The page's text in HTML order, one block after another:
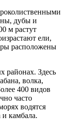
дубы и
м растут
ели,
расположены
районах. Здесь
волка,
400 видов
часто
водятся
и камбала.